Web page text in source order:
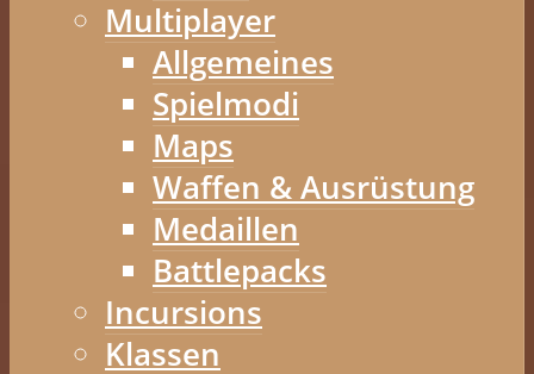
Multiplayer
Allgemeines
Spielmodi
Maps
Waffen & Ausrüstung
Medaillen
Battlepacks
Incursions
Klassen